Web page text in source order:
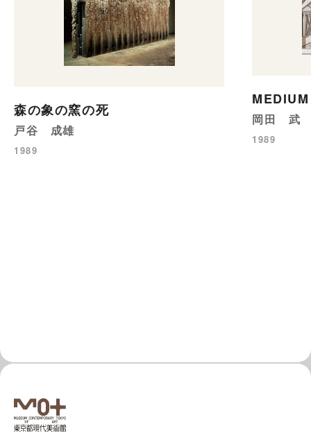
森の象の窯の死
戸谷 成雄
1989
岡田 武
1989